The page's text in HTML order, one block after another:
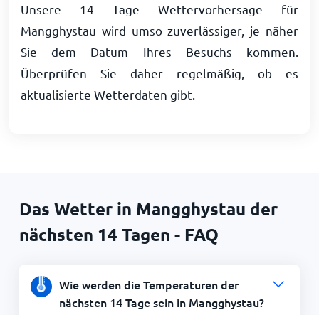
Unsere 14 Tage Wettervorhersage für
Mangghystau wird umso zuverlässiger, je näher
Sie dem Datum Ihres Besuchs kommen.
Überprüfen Sie daher regelmäßig, ob es
aktualisierte Wetterdaten gibt.
Das Wetter in Mangghystau der
nächsten 14 Tagen - FAQ
Wie werden die Temperaturen der
nächsten 14 Tage sein in Mangghystau?